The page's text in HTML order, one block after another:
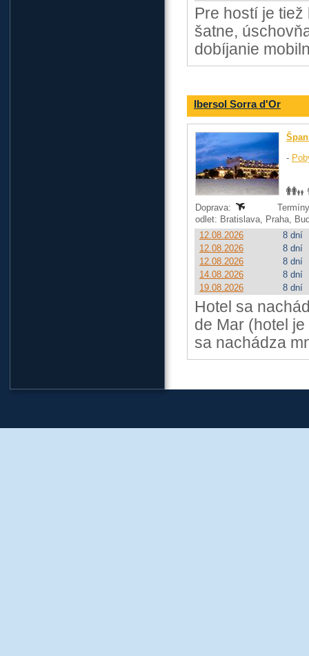
Pre hostí je
šatne,
dobíjanie
Ibersol Sorra d'Or
-
Doprava:
odlet: Bratislava, Praha,
12.08.2026
8 dní
12.08.2026
8 dní
12.08.2026
8 dní
14.08.2026
8 dní
19.08.2026
8 dní
Hotel sa
de Mar (hotel
sa nachádza